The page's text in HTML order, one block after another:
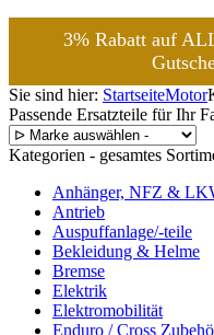
3% Rabatt auf
Sie sind hier: StartseiteMotor
Passende Ersatzteile für Ihr
Kategorien - gesamtes
Anhänger, NFZ &
Antrieb
Auspuffanlage/-teile
Bekleidung & Helme
Bremse
Elektrik
Elektromobilität
Enduro / Cross